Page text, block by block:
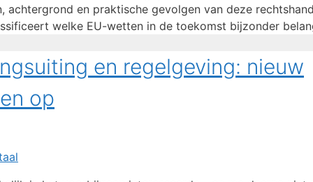
achtergrond en praktische gevolgen van deze
welke EU-wetten in de toekomst bijzonder
en regelgeving: nieuw
op